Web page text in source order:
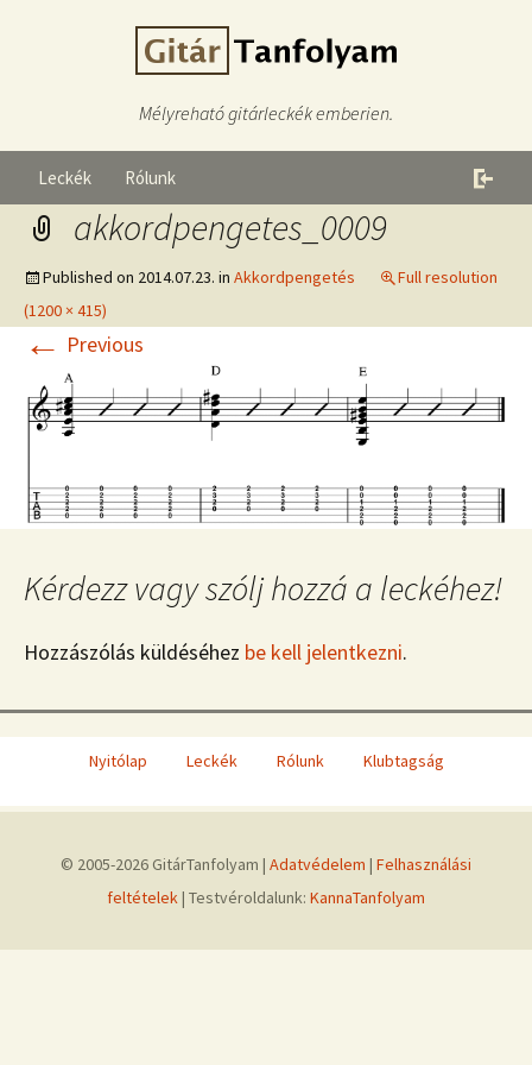
Mélyreható gitárleckék emberien.
Leckék Rólunk
akkordpengetes_0009
Published on 2014.07.23. in Akkordpengetés
Full resolution
(1200 × 415)
← Previous
Kérdezz vagy szólj hozzá a leckéhez!
Hozzászólás küldéséhez be kell jelentkezni.
Nyitólap Leckék Rólunk Klubtagság
© 2005-2026 GitárTanfolyam | Adatvédelem | Felhasználási
feltételek| Testvéroldalunk: KannaTanfolyam